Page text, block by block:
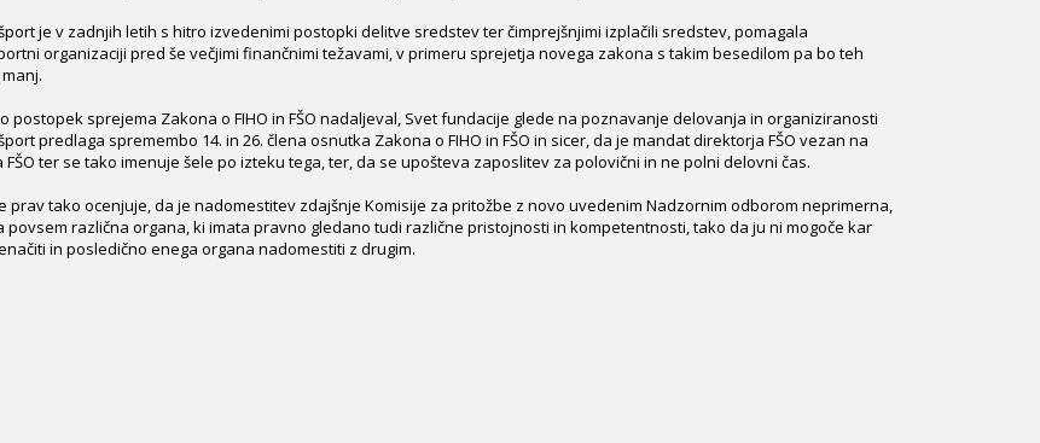
je v zadnjih letih s hitro izvedenimi postopki delitve sredstev ter čimprejšnjimi izplačili sredstev, pomagala
organizaciji pred še večjimi finančnimi težavami, v primeru sprejetja novega zakona s takim besedilom pa bo teh
postopek sprejema Zakona o FIHO in FŠO nadaljeval, Svet fundacije glede na poznavanje delovanja in organiziranosti
predlaga spremembo 14. in 26. člena osnutka Zakona o FIHO in FŠO in sicer, da je mandat direktorja FŠO vezan na
ter se tako imenuje šele po izteku tega, ter, da se upošteva zaposlitev za polovični in ne polni delovni čas.
prav tako ocenjuje, da je nadomestitev zdajšnje Komisije za pritožbe z novo uvedenim Nadzornim odborom neprimerna,
povsem različna organa, ki imata pravno gledano tudi različne pristojnosti in kompetentnosti, tako da ju ni mogoče kar
in posledično enega organa nadomestiti z drugim.